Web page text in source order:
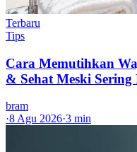
Terbaru
Tips
Cara Memutihkan
& Sehat Meski
bram
·8 Agu 2026·3 min